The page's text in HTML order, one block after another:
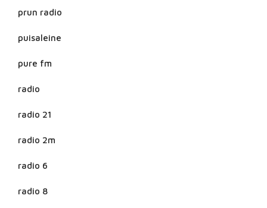
prun radio
puisaleine
pure fm
radio
radio 21
radio 2m
radio 6
radio 8